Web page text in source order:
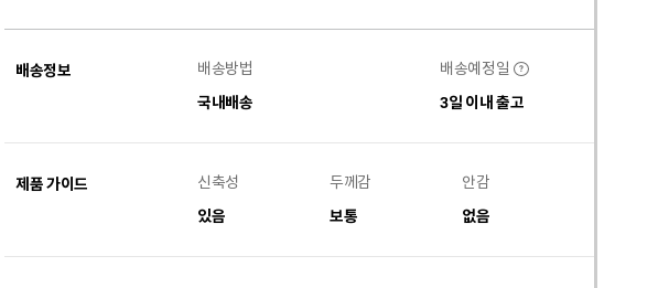
배송정보
배송방법
국내배송
배송예정일 ?
3일 이내 출고
제품 가이드
신축성
있음
두께감
보통
안감
없음